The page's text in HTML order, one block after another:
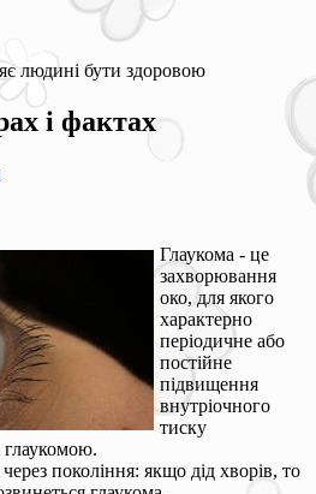
людині бути здоровою
і фактах
Глаукома - це
захворювання
око, для якого
характерно
періодичне або
постійне
підвищення
внутріочного
тиску
глаукомою.
покоління: якщо дід хворів, то